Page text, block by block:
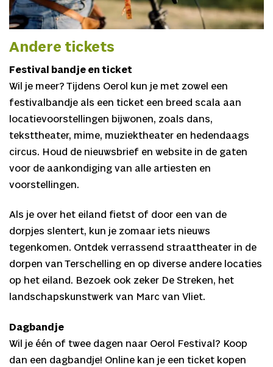
Andere tickets
Festival bandje en ticket
Wil je meer? Tijdens Oerol kun je met zowel een
festivalbandje als een ticket een breed scala aan
locatievoorstellingen bijwonen, zoals dans,
teksttheater, mime, muziektheater en hedendaags
circus. Houd de nieuwsbrief en website in de gaten
voor de aankondiging van alle artiesten en
voorstellingen.
Als je over het eiland fietst of door een van de
dorpjes slentert, kun je zomaar iets nieuws
tegenkomen. Ontdek verrassend straattheater in de
dorpen van Terschelling en op diverse andere locaties
op het eiland. Bezoek ook zeker De Streken, het
landschapskunstwerk van Marc van Vliet.
Dagbandje
Wil je één of twee dagen naar Oerol Festival? Koop
dan een dagbandje! Online kan je een ticket kopen